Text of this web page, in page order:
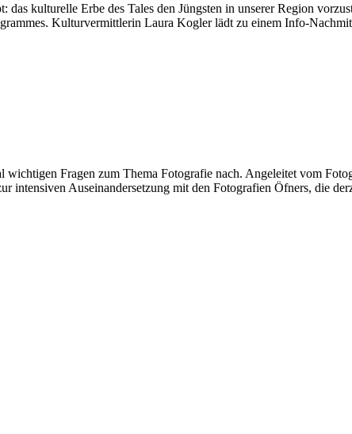
das kulturelle Erbe des Tales den Jüngsten in unserer Region
Kulturvermittlerin Laura Kogler lädt zu einem Info-
Fragen zum Thema Fotografie nach. Angeleitet vom
intensiven Auseinandersetzung mit den Fotografien Öfners, die